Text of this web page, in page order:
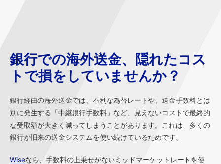
銀行での海外送金、隠れたコス
トで損をしていませんか？
銀行経由の海外送金では、不利な為替レートや、送金手数料とは
別に発生する「中継銀行手数料」など、見えないコストで最終的
な受取額が大きく減ってしまうことがあります。これは、多くの
銀行が旧来の送金システムを使い続けているためです。
Wiseなら、手数料の上乗せがないミッドマーケットレートを使